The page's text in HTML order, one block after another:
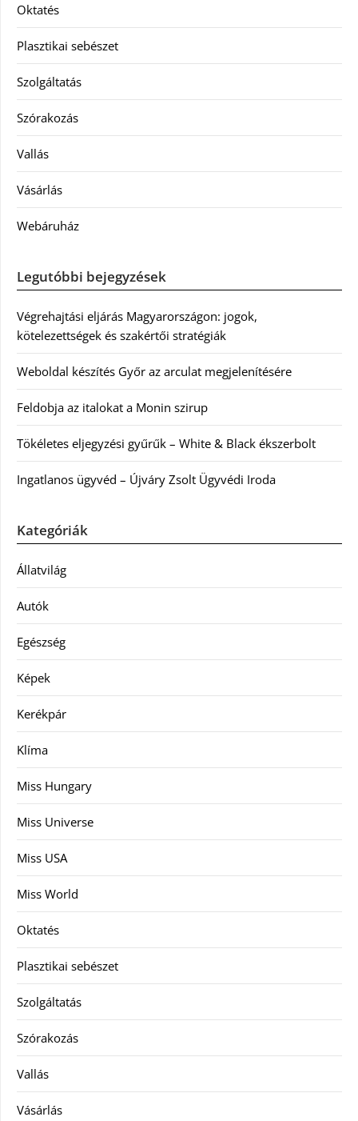
Oktatés
Plasztikai sebészet
Szolgáltatás
Szórakozás
Vallás
Vásárlás
Webáruház
Legutóbbi bejegyzések
Végrehajtási eljárás Magyarországon: jogok,
kötelezettségek és szakértői stratégiák
Weboldal készítés Győr az arculat megjelenítésére
Feldobja az italokat a Monin szirup
Tökéletes eljegyzési gyűrűk – White & Black ékszerbolt
Ingatlanos ügyvéd – Újváry Zsolt Ügyvédi Iroda
Kategóriák
Állatvilág
Autók
Egészség
Képek
Kerékpár
Klíma
Miss Hungary
Miss Universe
Miss USA
Miss World
Oktatés
Plasztikai sebészet
Szolgáltatás
Szórakozás
Vallás
Vásárlás